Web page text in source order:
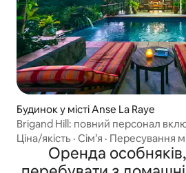
Будинок у місті Anse La Raye
Brigand Hill: повний персонал
Ціна/якість · Сім’я · Пересування
Оренда